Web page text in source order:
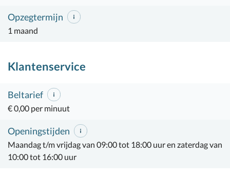
Opzegtermijn
1 maand
Klantenservice
Beltarief
€ 0,00 per minuut
Openingstijden
Maandag t/m vrijdag van 09:00 tot 18:00 uur en zaterdag van
10:00 tot 16:00 uur